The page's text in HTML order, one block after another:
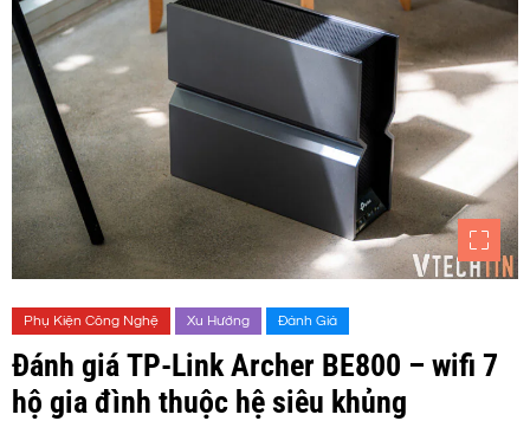
Phụ Kiện Công Nghệ Xu Hướng Đánh Giá
Đánh giá TP-Link Archer BE800 – wifi 7
hộ gia đình thuộc hệ siêu khủng